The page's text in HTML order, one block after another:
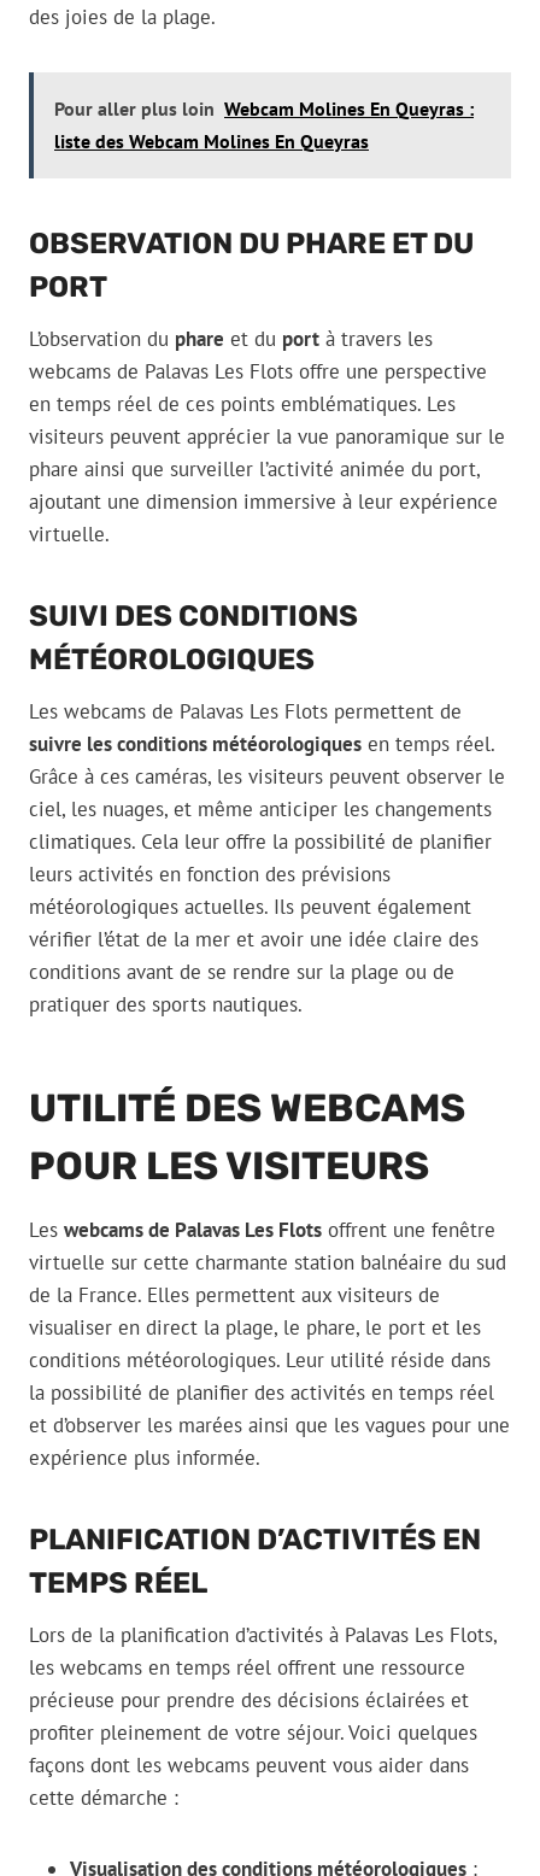
des joies de la plage.
Pour aller plus loin Webcam Molines En Queyras :
liste des Webcam Molines En Queyras
OBSERVATION DU PHARE ET DU
PORT
L’observation du phare et du port à travers les
webcams de Palavas Les Flots offre une perspective
en temps réel de ces points emblématiques. Les
visiteurs peuvent apprécier la vue panoramique sur le
phare ainsi que surveiller l’activité animée du port,
ajoutant une dimension immersive à leur expérience
virtuelle.
SUIVI DES CONDITIONS
MÉTÉOROLOGIQUES
Les webcams de Palavas Les Flots permettent de
suivre les conditions météorologiques en temps réel.
Grâce à ces caméras, les visiteurs peuvent observer le
ciel, les nuages, et même anticiper les changements
climatiques. Cela leur offre la possibilité de planifier
leurs activités en fonction des prévisions
météorologiques actuelles. Ils peuvent également
vérifier l’état de la mer et avoir une idée claire des
conditions avant de se rendre sur la plage ou de
pratiquer des sports nautiques.
UTILITÉ DES WEBCAMS
POUR LES VISITEURS
Les webcams de Palavas Les Flots offrent une fenêtre
virtuelle sur cette charmante station balnéaire du sud
de la France. Elles permettent aux visiteurs de
visualiser en direct la plage, le phare, le port et les
conditions météorologiques. Leur utilité réside dans
la possibilité de planifier des activités en temps réel
et d’observer les marées ainsi que les vagues pour une
expérience plus informée.
PLANIFICATION D’ACTIVITÉS EN
TEMPS RÉEL
Lors de la planification d’activités à Palavas Les Flots,
les webcams en temps réel offrent une ressource
précieuse pour prendre des décisions éclairées et
profiter pleinement de votre séjour. Voici quelques
façons dont les webcams peuvent vous aider dans
cette démarche :
Visualisation des conditions météorologiques :